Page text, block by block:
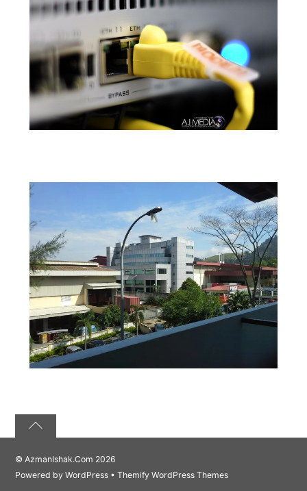
©AzmanIshak.Com 2026
Powered byWordPress •Themify WordPress Themes